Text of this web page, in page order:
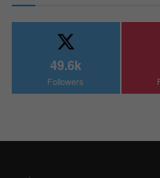
49.6k
Followers